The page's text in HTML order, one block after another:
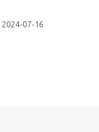
2024-07-16